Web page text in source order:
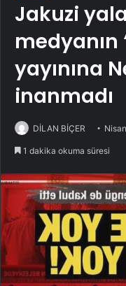
Jakuzi
medyanın
yayınına
inanmadı
DİLAN BİÇER
1 dakika okuma süresi